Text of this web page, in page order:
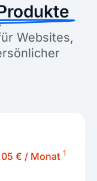
Websites,
€ / Monat 1